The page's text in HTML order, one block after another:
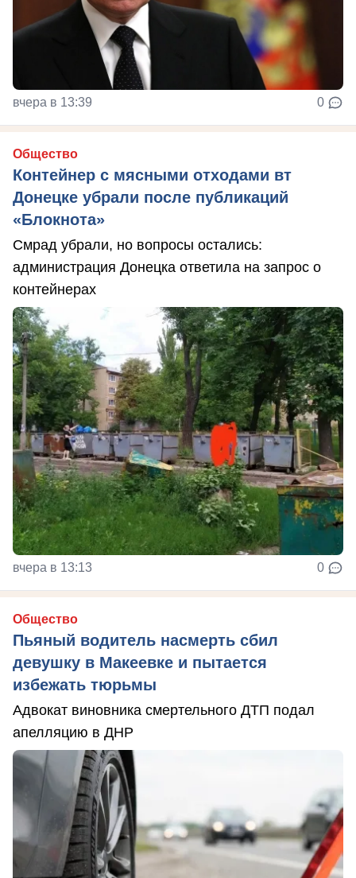
вчера в 13:39 0
Общество
Контейнер с мясными отходами вт
Донецке убрали после публикаций
«Блокнота»
Смрад убрали, но вопросы остались:
администрация Донецка ответила на запрос о
контейнерах
вчера в 13:13 0
Общество
Пьяный водитель насмерть сбил
девушку в Макеевке и пытается
избежать тюрьмы
Адвокат виновника смертельного ДТП подал
апелляцию в ДНР